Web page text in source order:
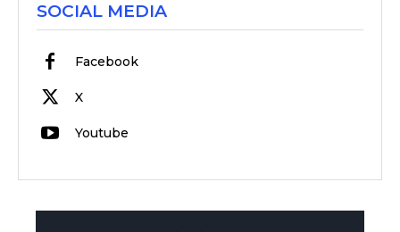
SOCIAL MEDIA
Facebook
X
Youtube